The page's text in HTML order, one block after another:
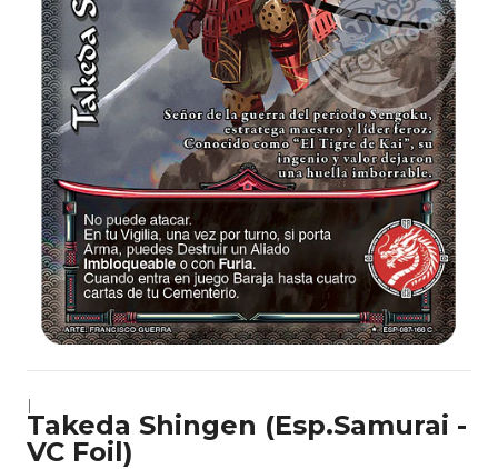
|
Takeda Shingen (Esp.Samurai -
VC Foil)